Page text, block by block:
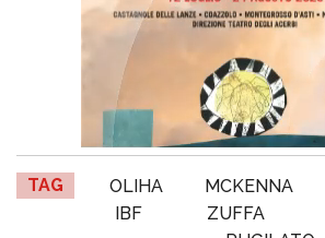
TAG OLIHA MCKENNA
IBF
ZUFFA